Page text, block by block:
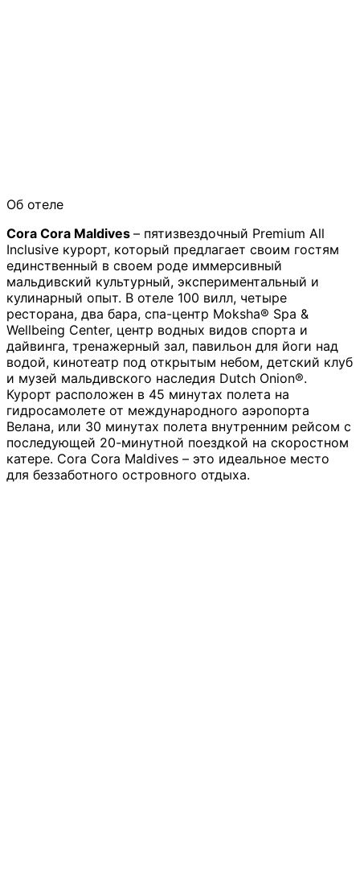
Об отеле
Cora Cora Maldives – пятизвездочный Premium All
Inclusive курорт, который предлагает своим гостям
единственный в своем роде иммерсивный
мальдивский культурный, экспериментальный и
кулинарный опыт. В отеле 100 вилл, четыре
ресторана, два бара, спа-центр Moksha® Spa &
Wellbeing Center, центр водных видов спорта и
дайвинга, тренажерный зал, павильон для йоги над
водой, кинотеатр под открытым небом, детский клуб
и музей мальдивского наследия Dutch Onion®.
Курорт расположен в 45 минутах полета на
гидросамолете от международного аэропорта
Велана, или 30 минутах полета внутренним рейсом с
последующей 20-минутной поездкой на скоростном
катере. Cora Cora Maldives – это идеальное место
для беззаботного островного отдыха.